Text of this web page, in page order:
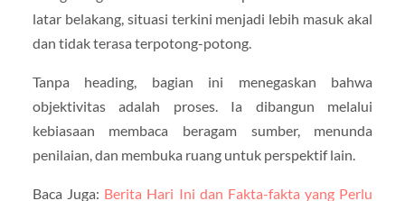
latar belakang, situasi terkini menjadi lebih masuk akal
dan tidak terasa terpotong-potong.
Tanpa heading, bagian ini menegaskan bahwa
objektivitas adalah proses. Ia dibangun melalui
kebiasaan membaca beragam sumber, menunda
penilaian, dan membuka ruang untuk perspektif lain.
Baca Juga: Berita Hari Ini dan Fakta-fakta yang Perlu